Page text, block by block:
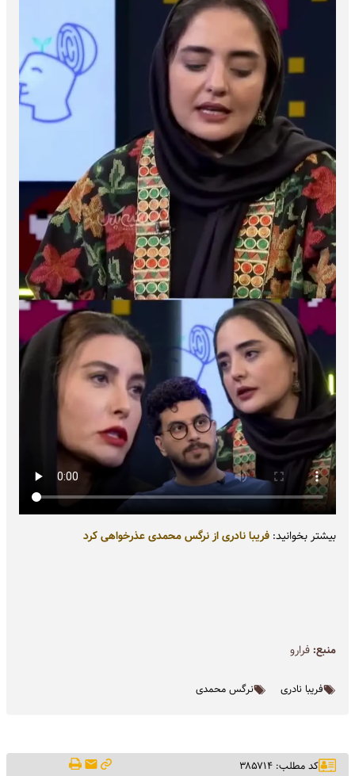
بیشتر بخوانید: فریبا نادری از نرگس محمدی عذرخواهی کرد
منبع:فرارو
فریبا نادری نرگس محمدی
کد مطلب: ۳۸۵۷۱۴